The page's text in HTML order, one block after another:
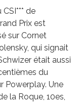
de
Prix est
sur Cornet
qui signait
était aussi
du
Powerplay. Une
la Roque, 10es,